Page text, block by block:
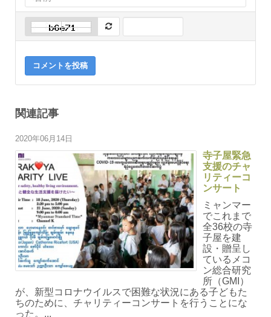
コメントを投稿
関連記事
2020年06月14日
寺子屋緊急
支援のチャ
リティーコ
ンサート
ミャンマー
でこれまで
全36校の寺
子屋を建
設・贈呈し
ているメコ
ン総合研究
所（GMI）
が、新型コロナウイルスで困難な状況にある子どもた
ちのために、チャリティーコンサートを行うことにな
った。...